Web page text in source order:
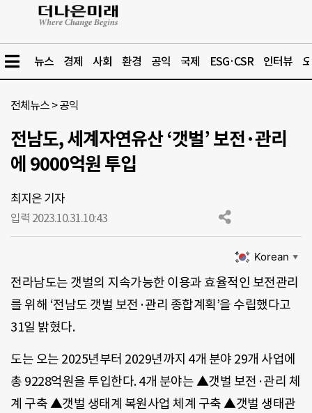
뉴스 경제 사회 환경 공익 국제 ESG·CSR 인터뷰
전체뉴스 >공익
전남도, 세계자연유산 ‘갯벌’ 보전·관리
에 9000억원 투입
최지은 기자
입력 2023.10.31.10:43
Korean ▼
전라남도는 갯벌의 지속가능한 이용과 효율적인 보전관리
를 위해 ‘전남도 갯벌 보전·관리 종합계획’을 수립했다고
31일 밝혔다.
도는 오는 2025년부터 2029년까지 4개 분야 29개 사업에
총 9228억원을 투입한다. 4개 분야는 ▲갯벌 보전·관리 체
계 구축 ▲갯벌 생태계 복원사업 체계 구축 ▲갯벌 생태관